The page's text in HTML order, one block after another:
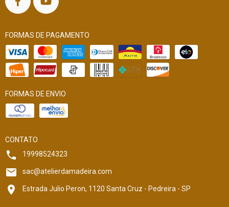
FORMAS DE PAGAMENTO
FORMAS DE ENVIO
CONTATO
19998524323
sac@atelierdamadeira.com
Estrada Julio Peron, 1120 Santa Cruz - Pedreira - SP